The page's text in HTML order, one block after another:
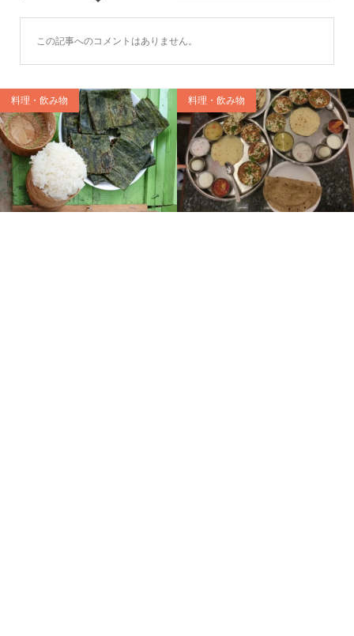
この記事へのコメントはありません。
料理・飲み物 料理・飲み物